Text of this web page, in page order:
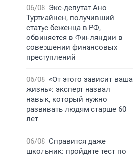
06/08 Экс-депутат Ано
Туртиайнен, получивший
статус беженца в РФ,
обвиняется в Финляндии в
совершении финансовых
преступлений
06/08 «От этого зависит ваша
жизнь»: эксперт назвал
навык, который нужно
развивать людям старше 60
лет
06/08 Справится даже
школьник: пройдите тест по